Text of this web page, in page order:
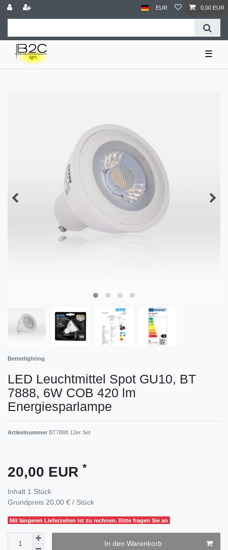
EUR 0,00 EUR
☰
Betterlighting
LED Leuchtmittel Spot GU10, BT
7888, 6W COB 420 lm
Energiesparlampe
Artikelnummer BT7888 12er Set
20,00 EUR *
Inhalt 1 Stück
Grundpreis 20,00 € / Stück
Mit längeren Lieferzeiten ist zu rechnen. Bitte fragen Sie an
In den Warenkorb